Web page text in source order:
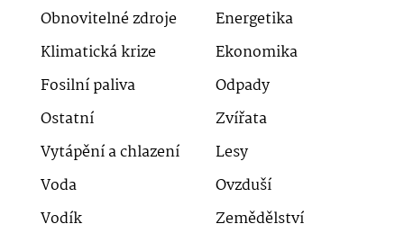
Obnovitelné zdroje
Energetika
Klimatická krize
Ekonomika
Fosilní paliva
Odpady
Ostatní
Zvířata
Vytápění a chlazení
Lesy
Voda
Ovzduší
Vodík
Zemědělství